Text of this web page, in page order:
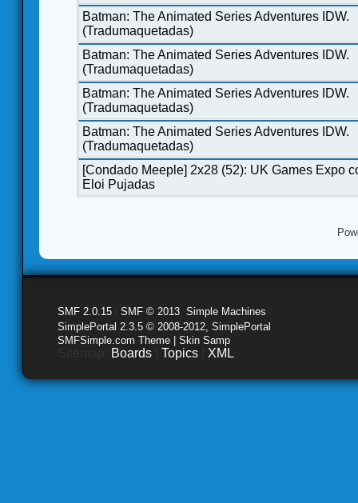
Batman: The Animated Series Adventures IDW.
(Tradumaquetadas)
Batman: The Animated Series Adventures IDW.
(Tradumaquetadas)
Batman: The Animated Series Adventures IDW.
(Tradumaquetadas)
Batman: The Animated Series Adventures IDW.
(Tradumaquetadas)
[Condado Meeple] 2x28 (52): UK Games Expo
Eloi Pujadas
SMF 2.0.15 SMF © 2013 Simple Machines
SimplePortal 2.3.5 © 2008-2012, SimplePortal
SMFSimple.com Theme | Skin Samp
Boards Topics XML